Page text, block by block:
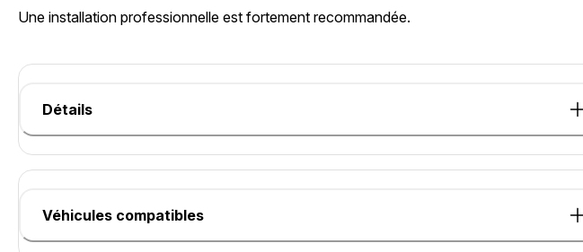
Une installation professionnelle est fortement recommandée.
Détails
Véhicules compatibles